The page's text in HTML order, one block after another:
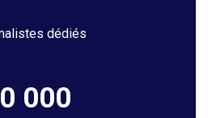
dédiés
000